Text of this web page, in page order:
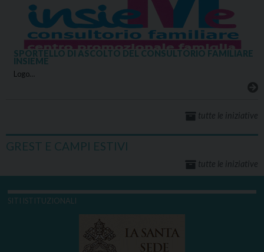
SPORTELLO DI ASCOLTO DEL CONSULTORIO FAMILIARE
INSIEME
Logo…
tutte le iniziative
GREST E CAMPI ESTIVI
tutte le iniziative
SITI ISTITUZIONALI